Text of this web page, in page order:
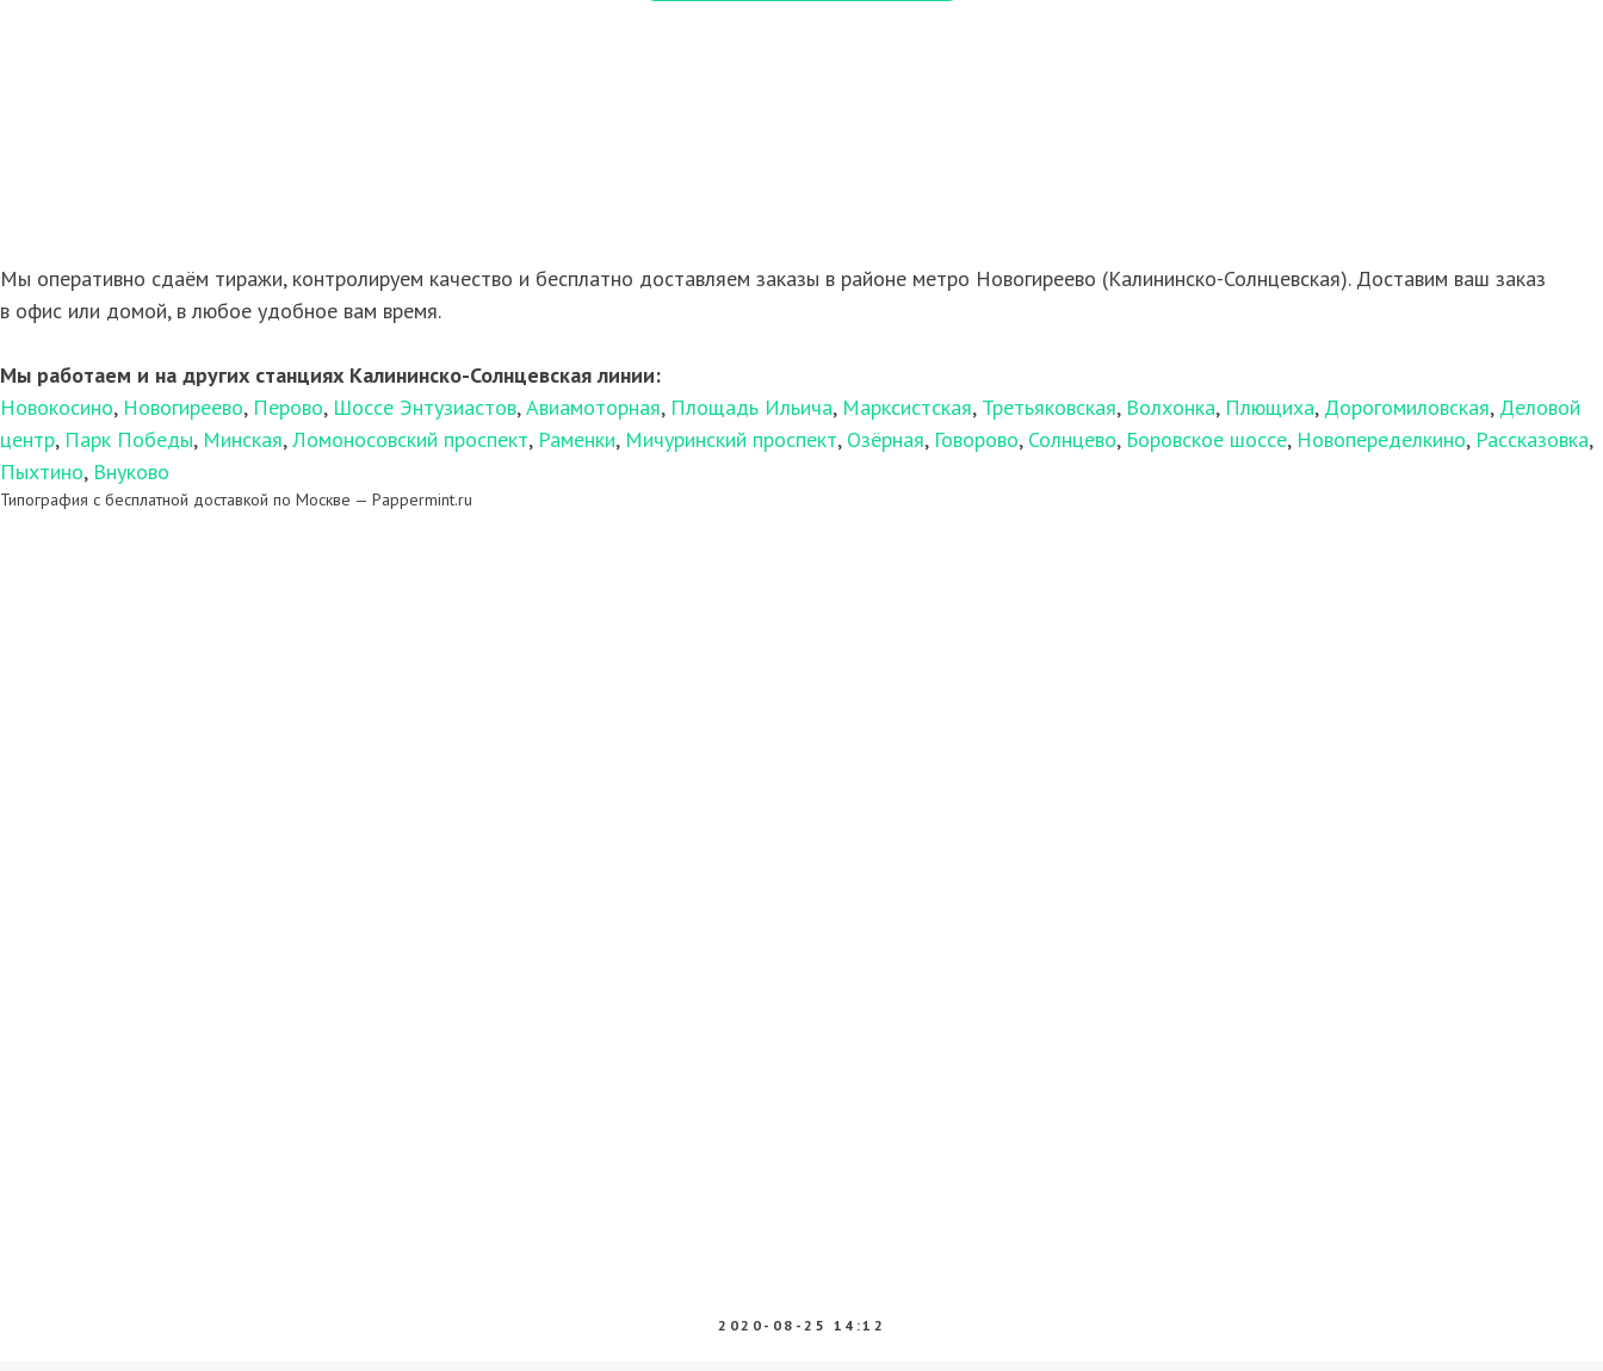
Мы оперативно сдаём тиражи, контролируем качество и бесплатно доставляем заказы в районе метро Новогиреево (Калининско-Солнцевская). Доставим ваш заказ
в офис или домой, в любое удобное вам время.
Мы работаем и на других станциях Калининско-Солнцевская линии:
Новокосино, Новогиреево, Перово, Шоссе Энтузиастов,Авиамоторная, Площадь Ильича, Марксистская, Третьяковская, Волхонка, Плющиха, Дорогомиловская, Деловой
центр, Парк Победы, Минская,Ломоносовский проспект, Раменки, Мичуринский проспект, Озёрная, Говорово, Солнцево, Боровское шоссе, Новопеределкино, Рассказовка,
Пыхтино, Внуково
Типография с бесплатной доставкой по Москве — Pappermint.ru
2020-08-25 14:12